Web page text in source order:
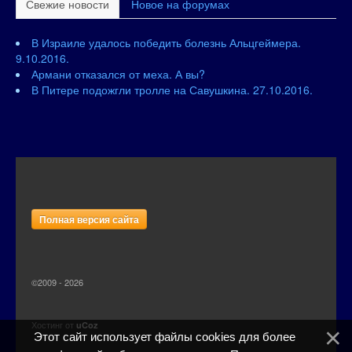
Свежие новости Новое на форумах
В Израиле удалось победить болезнь Альцгеймера.
9.10.2016.
Армани отказался от меха. А вы?
В Питере подожгли тролле на Савушкина. 27.10.2016.
Полная версия сайта
©2009 - 2026
Хостинг от uCoz
Этот сайт использует файлы cookies для более